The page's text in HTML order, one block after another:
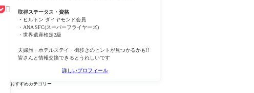

取得ステータス・資格
・ヒルトン ダイヤモンド会員
・ANA SFC(スーパーフライヤーズ)
・世界遺産検定2級
夫婦旅・ホテルステイ・街歩きのヒントが見つかるかも!!
皆さんと情報交換できるとうれしいです
詳しいプロフィール
おすすめカテゴリー